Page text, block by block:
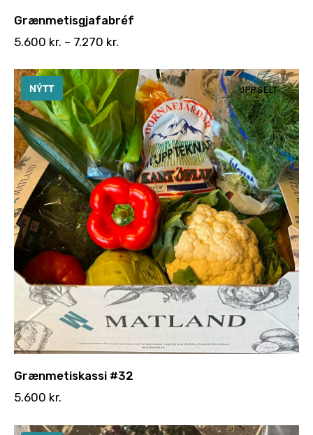
Grænmetisgjafabréf
5.600 kr. – 7.270 kr.
UPPSELT
NÝTT
Grænmetiskassi #32
5.600 kr.